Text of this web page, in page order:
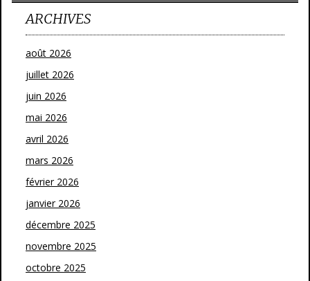
ARCHIVES
août 2026
juillet 2026
juin 2026
mai 2026
avril 2026
mars 2026
février 2026
janvier 2026
décembre 2025
novembre 2025
octobre 2025